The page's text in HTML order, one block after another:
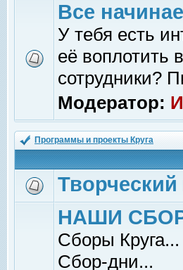
Все
У тебя есть
её воплотить
сотрудники?
Модератор:
Программы и проекты Круга
Творческий
НАШИ
Сборы Круга...
Сбор-дни...